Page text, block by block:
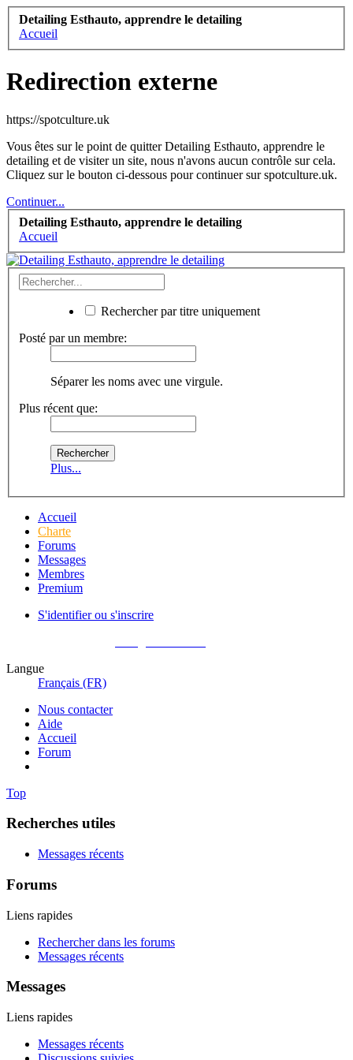
Detailing Esthauto, apprendre le detailing
Accueil
Redirection externe
https://spotculture.uk
Vous êtes sur le point de quitter Detailing Esthauto, apprendre le
detailing et de visiter un site, nous n'avons aucun contrôle sur cela.
Cliquez sur le bouton ci-dessous pour continuer sur spotculture.uk.
Continuer...
Detailing Esthauto, apprendre le detailing
Accueil
Rechercher par titre uniquement
Posté par un membre:
Séparer les noms avec une virgule.
Plus récent que:
Plus...
Accueil
Charte
Forums
Messages
Membres
Premium
S'identifier ou s'inscrire
Langue
Français (FR)
Nous contacter
Aide
Accueil
Forum
Top
Recherches utiles
Messages récents
Forums
Liens rapides
Rechercher dans les forums
Messages récents
Messages
Liens rapides
Messages récents